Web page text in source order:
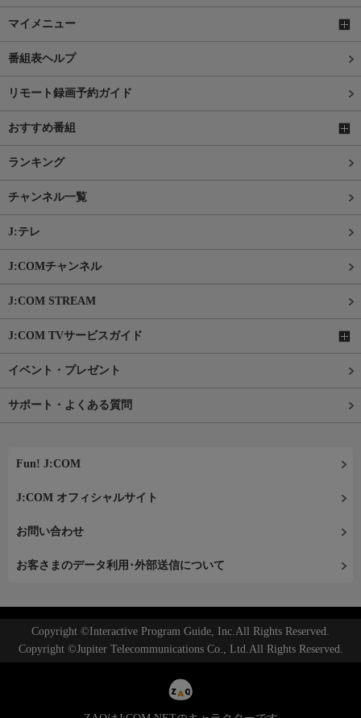
マイメニュー
番組表ヘルプ
リモート録画予約ガイド
おすすめ番組
ランキング
チャンネル一覧
J:テレ
J:COMチャンネル
J:COM STREAM
J:COM TVサービスガイド
イベント・プレゼント
サポート・よくある質問
Fun! J:COM
J:COM オフィシャルサイト
お問い合わせ
お客さまのデータ利用･外部送信について
Copyright ©Interactive Program Guide, Inc.All Rights Reserved.
Copyright ©Jupiter Telecommunications Co., Ltd.All Rights Reserved.